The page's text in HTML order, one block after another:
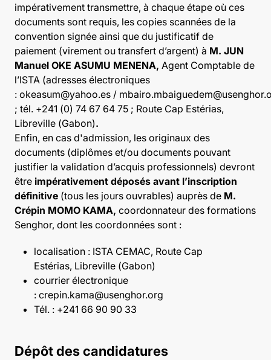
impérativement transmettre, à chaque étape où ces
documents sont requis, les copies scannées de la
convention signée ainsi que du justificatif de
paiement (virement ou transfert d’argent) à M. JUN
Manuel OKE ASUMU MENENA, Agent Comptable de
l’ISTA (adresses électroniques
: okeasum@yahoo.es /
; tél. +241 (0) 74 67 64 75 ; Route Cap Estérias,
Libreville (Gabon).
Enfin, en cas d'admission, les originaux des
documents (diplômes et/ou documents pouvant
justifier la validation d’acquis professionnels) devront
être impérativement déposés avant l’inscription
définitive (tous les jours ouvrables) auprès de M.
Crépin MOMO KAMA, coordonnateur des formations
Senghor, dont les coordonnées sont :
localisation : ISTA CEMAC, Route Cap
Estérias, Libreville (Gabon)
courrier électronique
: crepin.kama@usenghor.org
Tél. : +241 66 90 90 33
Dépôt des candidatures